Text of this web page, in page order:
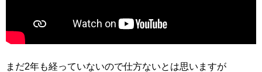
まだ2年も経っていないので仕方ないとは思いますが